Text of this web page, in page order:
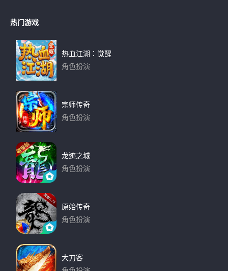
热门游戏
热血江湖：觉醒
角色扮演
宗师传奇
角色扮演
龙迹之城
角色扮演
原始传奇
角色扮演
大刀客